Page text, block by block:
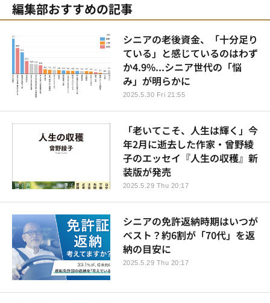
編集部おすすめの記事
シニアの老後資金、「十分足り
ている」と感じているのはわず
か4.9%...シニア世代の「悩
み」が明らかに
2025.5.30 Fri 21:55
「老いてこそ、人生は輝く」今
年2月に逝去した作家・曾野綾
子のエッセイ『人生の収穫』新
装版が発売
2025.5.29 Thu 20:17
シニアの免許返納時期はいつが
ベスト？約6割が「70代」を返
納の目安に
2025.5.29 Thu 20:17